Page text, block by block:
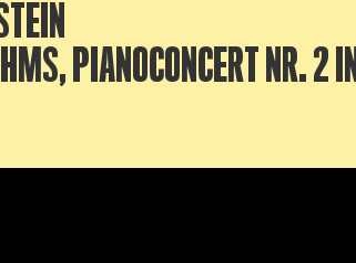
PIANOCONCERT NR. 2 IN